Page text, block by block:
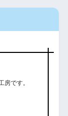
房です。